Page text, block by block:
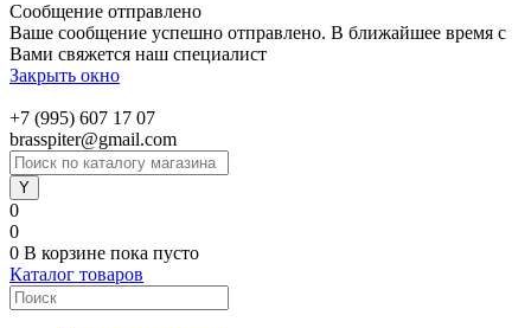
Сообщение отправлено
Ваше сообщение успешно отправлено. В ближайшее время с
Вами свяжется наш специалист
Закрыть окно
+7 (995) 607 17 07
brasspiter@gmail.com
0
0
0 В корзине пока пусто
Каталог товаров